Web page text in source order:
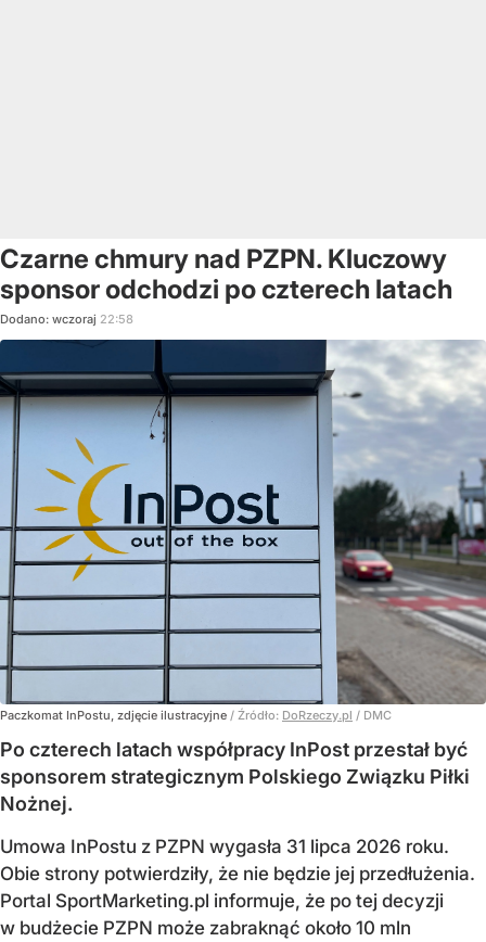
Czarne chmury nad PZPN. Kluczowy
sponsor odchodzi po czterech latach
Dodano: wczoraj 22:58
Paczkomat InPostu, zdjęcie ilustracyjne / Źródło: DoRzeczy.pl / DMC
Po czterech latach współpracy InPost przestał być
sponsorem strategicznym Polskiego Związku Piłki
Nożnej.
Umowa InPostu z PZPN wygasła 31 lipca 2026 roku.
Obie strony potwierdziły, że nie będzie jej przedłużenia.
Portal SportMarketing.pl informuje, że po tej decyzji
w budżecie PZPN może zabraknąć około 10 mln